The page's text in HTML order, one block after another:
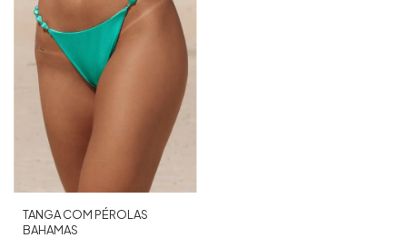
TANGA COM PÉROLAS
BAHAMAS